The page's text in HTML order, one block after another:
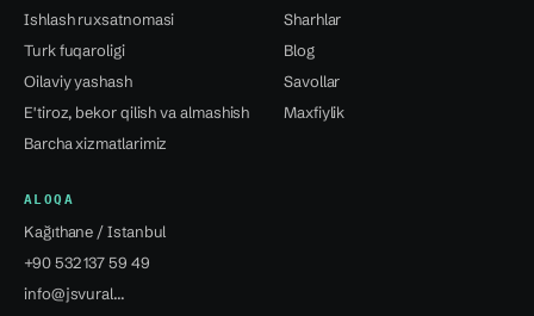
Ishlash ruxsatnomasi
Turk fuqaroligi
Oilaviy yashash
E'tiroz, bekor qilish va almashish
Barcha xizmatlarimiz
Sharhlar
Blog
Savollar
Maxfiylik
ALOQA
Kağıthane / Istanbul
+90 532 137 59 49
info@jsvural...